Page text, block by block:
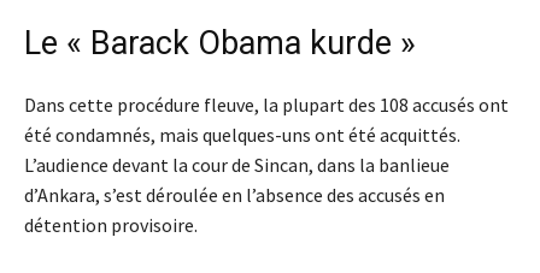
Le « Barack Obama kurde »
Dans cette procédure fleuve, la plupart des 108 accusés ont
été condamnés, mais quelques-uns ont été acquittés.
L’audience devant la cour de Sincan, dans la banlieue
d’Ankara, s’est déroulée en l’absence des accusés en
détention provisoire.